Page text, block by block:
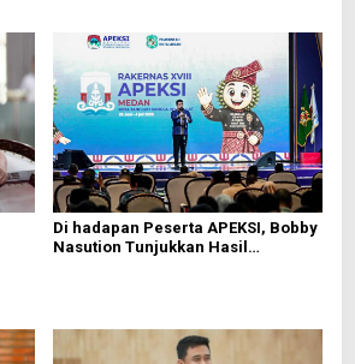
Di hadapan Peserta APEKSI, Bobby
Nasution Tunjukkan Hasil